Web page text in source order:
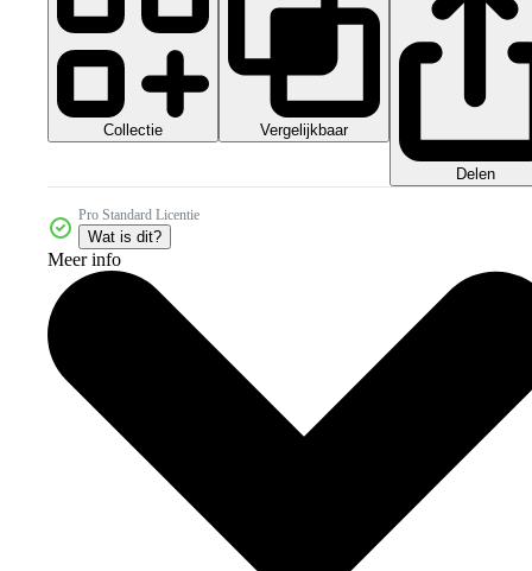
Collectie Vergelijkbaar
Delen
Pro Standard Licentie
Wat is dit?
Meer info